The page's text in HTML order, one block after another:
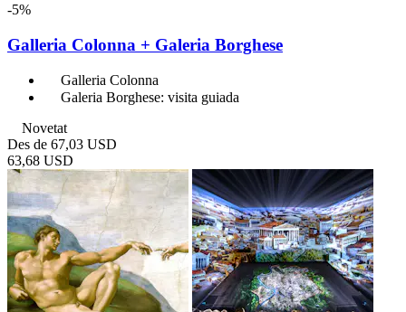
-5%
Galleria Colonna + Galeria Borghese
Galleria Colonna
Galeria Borghese: visita guiada
Novetat
Des de 67,03 USD
63,68 USD